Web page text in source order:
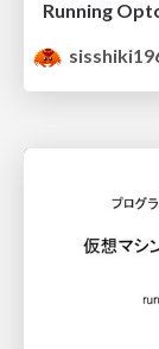
Running